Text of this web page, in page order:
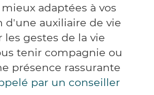
adaptées à vos
d'une auxiliaire de vie
les gestes de la vie
tenir compagnie ou
présence rassurante
par un conseiller